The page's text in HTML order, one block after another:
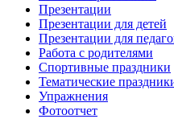
Презентации
Презентации для детей
Презентации для
Работа с родителями
Спортивные праздники
Тематические
Упражнения
Фотоотчет